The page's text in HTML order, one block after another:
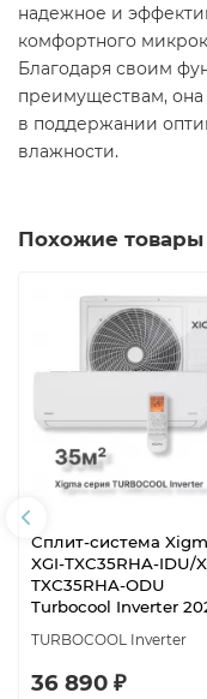
надежное и
комфортного
Благодаря своим
преимуществам,
в поддержании
влажности.
Похожие товары
Сплит-система
XGI-TXC35RHA-IDU/
TXC35RHA-ODU
Turbocool Inverter
TURBOCOOL Inverter
36 890 ₽